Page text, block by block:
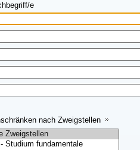
e
nach Zweigstellen